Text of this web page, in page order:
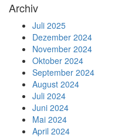
Archiv
Juli 2025
Dezember 2024
November 2024
Oktober 2024
September 2024
August 2024
Juli 2024
Juni 2024
Mai 2024
April 2024